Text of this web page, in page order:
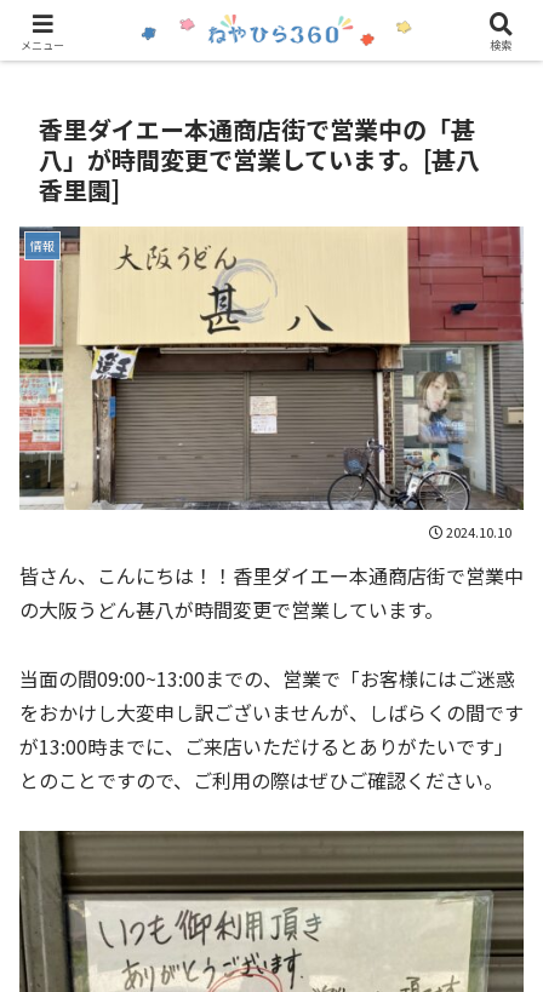
情報の提供はこちら
香里ダイエー本通商店街で営業中の「甚
八」が時間変更で営業しています。[甚八
香里園]
情報
2024.10.10
皆さん、こんにちは！！香里ダイエー本通商店街で営業中
の大阪うどん甚八が時間変更で営業しています。
当面の間09:00~13:00までの、営業で「お客様にはご迷惑
をおかけし大変申し訳ございませんが、しばらくの間です
が13:00時までに、ご来店いただけるとありがたいです」
とのことですので、ご利用の際はぜひご確認ください。
メニュー 検索